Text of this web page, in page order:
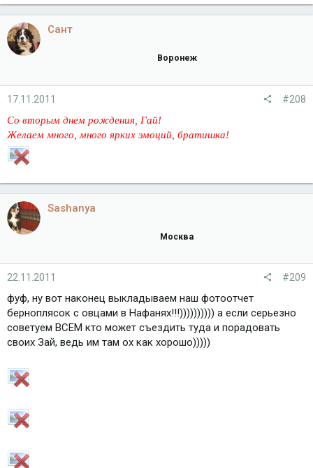
Сант
Воронеж
17.11.2011
#208
Со вторым днем рождения, Гай!
Желаем много, много ярких эмоций, братишка!
Sashanya
Москва
22.11.2011 #209
фуф, ну вот наконец выкладываем наш фотоотчет
берноплясок с овцами в Нафанях!!!)))))))))) а если серьезно
советуем ВСЕМ кто может съездить туда и порадовать
своих Зай, ведь им там ох как хорошо)))))